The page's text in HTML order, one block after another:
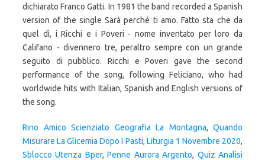
Rino Amico Scienziato Geografia La Montagna, Quando
Misurare La Glicemia Dopo I Pasti, Liturgia 1 Novembre 2020,
Sblocco Utenza Bper,Penne Aurora Argento, Quiz Analisi